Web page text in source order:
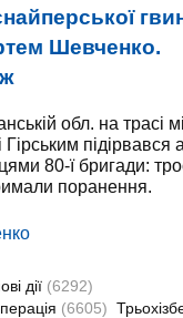
Шевченко.
обл. на трасі
підірвався
80-ї бригади:
поранення.
дії (6292)
(6605)